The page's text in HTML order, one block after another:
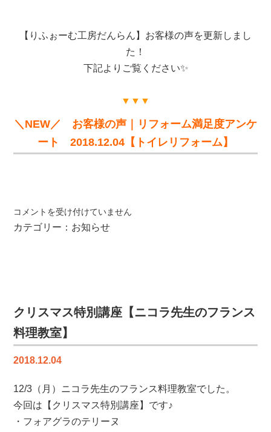
【りふぉーむ工房だんらん】お客様の声を更新しまし
た！
下記よりご覧ください✨
▼▼▼
＼NEW／ お客様の声｜リフォーム満足度アンケ
ート 2018.12.04【トイレリフォーム】
お
客
新
ま
た
ふ
ぉ
ー
コメントを受け付けていません
カテゴリー： お知らせ
クリスマス特別講座【ニコラ先生のフランス
料理教室】
2018.12.04
12/3（月）ニコラ先生のフランス料理教室でした。
今回は【クリスマス特別講座】です♪
・フォアグラのテリーヌ